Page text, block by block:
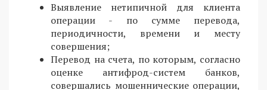
Выявление нетипичной для клиента
операции - по сумме перевода,
периодичности, времени и месту
совершения;
Перевод на счета, по которым, согласно
оценке антифрод-систем банков,
совершались мошеннические операции,